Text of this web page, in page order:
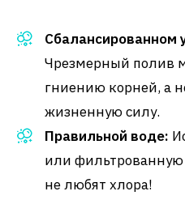
Сбалансированном
Чрезмерный полив
гниению корней, а
жизненную силу.
Правильной воде:
или
не любят хлора!